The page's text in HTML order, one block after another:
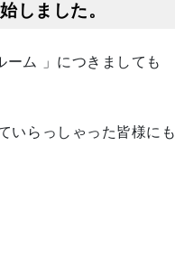
しました。
ーム 」につきましても
いらっしゃった皆様にも